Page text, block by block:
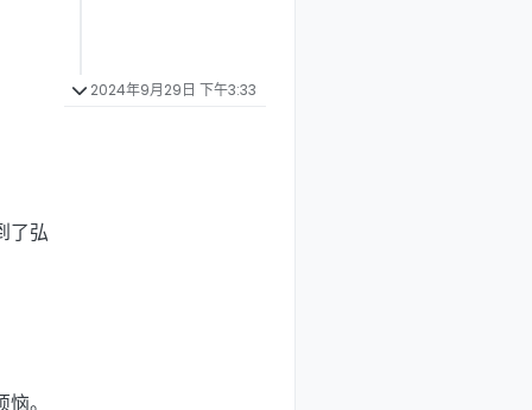
了弘
。
2024年9月29日 下午3:33